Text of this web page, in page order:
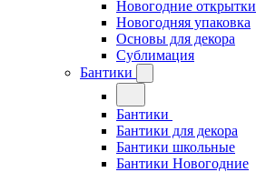
Новогодние открытки
Новогодняя упаковка
Основы для декора
Сублимация
Бантики
Бантики
Бантики для декора
Бантики школьные
Бантики Новогодние